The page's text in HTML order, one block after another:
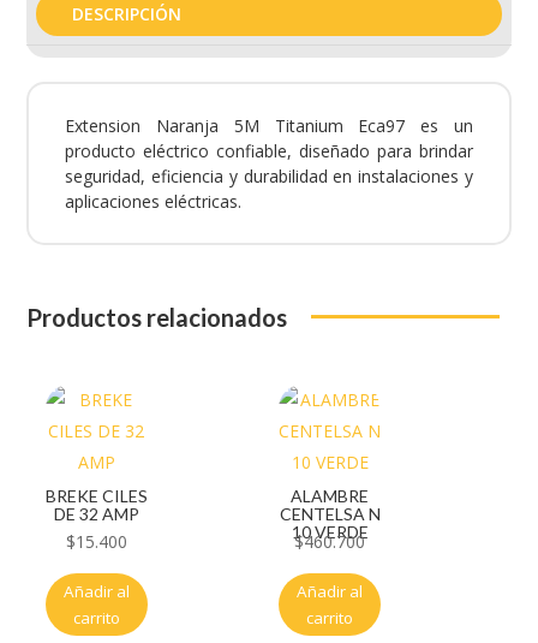
DESCRIPCIÓN
Extension Naranja 5M Titanium Eca97 es un
producto eléctrico confiable, diseñado para brindar
seguridad, eficiencia y durabilidad en instalaciones y
aplicaciones eléctricas.
Productos relacionados
BREKE CILES
DE 32 AMP
$15.400
Añadir al
carrito
ALAMBRE
CENTELSA N
10 VERDE
$460.700
Añadir al
carrito